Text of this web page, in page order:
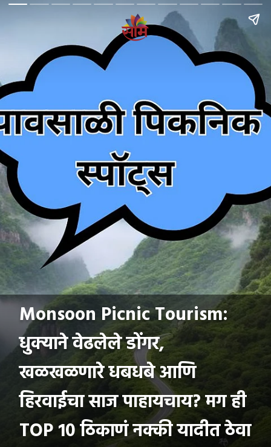
Monsoon Picnic Tourism:
धुक्याने वेढलेले डोंगर,
खळखळणारे धबधबे आणि
हिरवाईचा साज पाहायचाय? मग ही
TOP 10 ठिकाणं नक्की यादीत ठेवा